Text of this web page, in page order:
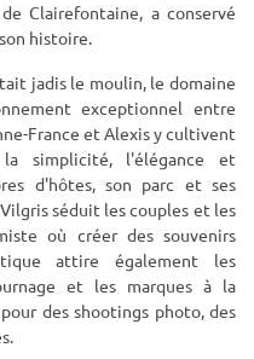
Clairefontaine, a conservé
histoire.
jadis le moulin, le domaine
exceptionnel entre
France et Alexis y cultivent
simplicité, l'élégance et
d'hôtes, son parc et ses
séduit les couples et les
où créer des souvenirs
attire également les
et les marques à la
des shootings photo, des